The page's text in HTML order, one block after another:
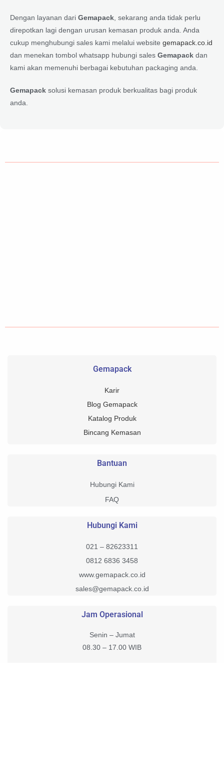
Dengan layanan dari Gemapack , sekarang anda tidak perlu
direpotkan lagi dengan urusan kemasan produk anda. Anda
cukup menghubungi sales kami melalui website gemapack.co.id
dan menekan tombol whatsapp hubungi sales Gemapack dan
kami akan memenuhi berbagai kebutuhan packaging anda.
Gemapack solusi kemasan produk berkualitas bagi produk
anda.
Gemapack
Karir
Blog Gemapack
Katalog Produk
Bincang Kemasan
Bantuan
Hubungi Kami
FAQ
Hubungi Kami
021 – 82623311
0812 6836 3458
www.gemapack.co.id
sales@gemapack.co.id
Jam Operasional
Senin – Jumat
08.30 – 17.00 WIB